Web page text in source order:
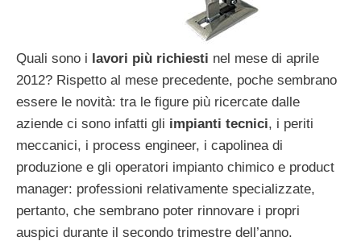
Quali sono i lavori più richiesti nel mese di aprile
2012? Rispetto al mese precedente, poche sembrano
essere le novità: tra le figure più ricercate dalle
aziende ci sono infatti gli impianti tecnici, i periti
meccanici, i process engineer, i capolinea di
produzione e gli operatori impianto chimico e product
manager: professioni relativamente specializzate,
pertanto, che sembrano poter rinnovare i propri
auspici durante il secondo trimestre dell’anno.